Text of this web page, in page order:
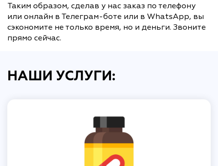
Таким образом, сделав у нас заказ по телефону
или онлайн в Телеграм-боте или в WhatsApp, вы
сэкономите не только время, но и деньги. Звоните
прямо сейчас.
НАШИ УСЛУГИ: